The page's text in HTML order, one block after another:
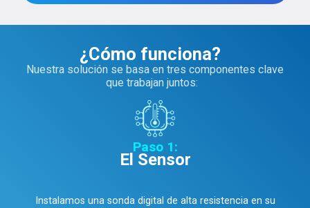
¿Cómo funciona?
Nuestra solución se basa en tres componentes clave
que trabajan juntos:
Paso 1:
El Sensor
Instalamos una sonda digital de alta resistencia en su